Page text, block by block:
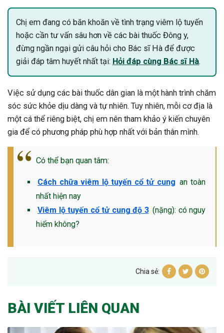
Chị em đang có băn khoăn về tình trạng viêm lộ tuyến
hoặc cần tư vấn sâu hơn về các bài thuốc Đông y,
đừng ngần ngại gửi câu hỏi cho Bác sĩ Hà để được
giải đáp tâm huyết nhất tại: Hỏi đáp cùng Bác sĩ Hà.
Việc sử dụng các bài thuốc dân gian là một hành trình chăm
sóc sức khỏe dịu dàng và tự nhiên. Tuy nhiên, mỗi cơ địa là
một cá thể riêng biệt, chị em nên tham khảo ý kiến chuyên
gia để có phương pháp phù hợp nhất với bản thân mình.
Có thể bạn quan tâm:
Cách chữa viêm lộ tuyến cổ tử cung an toàn
nhất hiện nay
Viêm lộ tuyến cổ tử cung độ 3 (nặng): có nguy
hiểm không?
Chia sẻ:
BÀI VIẾT LIÊN QUAN